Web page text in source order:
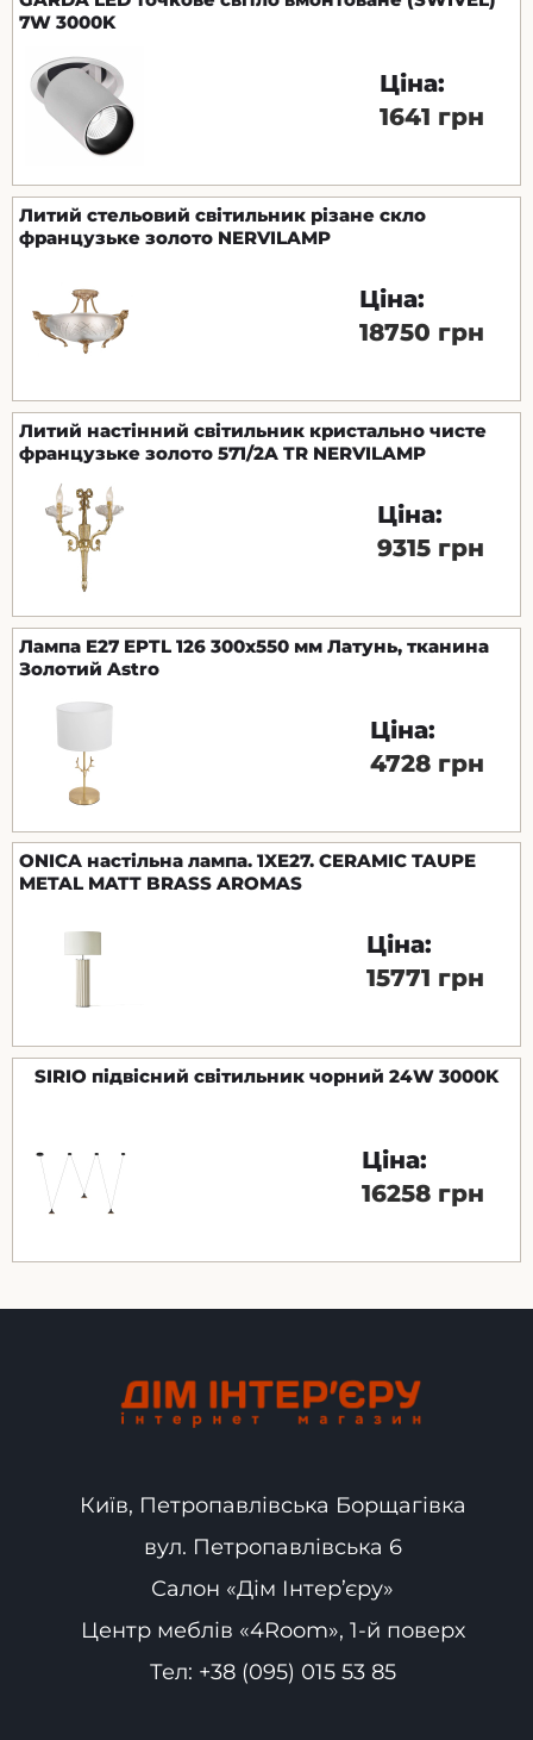
7W 3000K
Ціна:
1641 грн
Литий стельовий світильник різане скло
французьке золото NERVILAMP
Ціна:
18750 грн
Литий настінний світильник кристально чисте
французьке золото 571/2A TR NERVILAMP
Ціна:
9315 грн
Лампа E27 EPTL 126 300х550 мм Латунь, тканина
Золотий Astro
Ціна:
4728 грн
ONICA настільна лампа. 1XE27. CERAMIC TAUPE
METAL MATT BRASS AROMAS
Ціна:
15771 грн
SIRIO підвісний світильник чорний 24W 3000K
Ціна:
16258 грн
Київ, Петропавлівська Борщагівка
вул. Петропавлівська 6
Салон «Дім Інтер’єру»
Центр меблів «4Room», 1-й поверх
Тел: +38 (095) 015 53 85